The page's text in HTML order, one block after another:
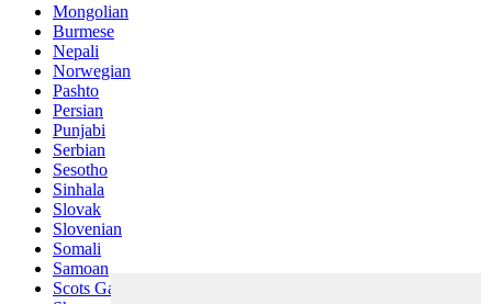
Mongolian
Burmese
Nepali
Norwegian
Pashto
Persian
Punjabi
Serbian
Sesotho
Sinhala
Slovak
Slovenian
Somali
Samoan
Scots Gaelic